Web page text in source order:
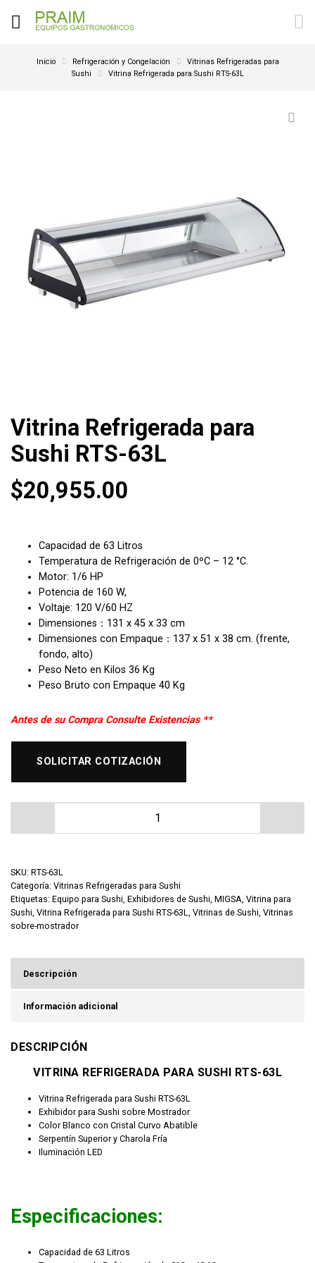
Inicio Refrigeración y Congelación
Vitrinas Refrigeradas para
Sushi
Vitrina Refrigerada para Sushi RTS-63L
Vitrina Refrigerada para
Sushi RTS-63L
$20,955.00
Capacidad de 63 Litros
Temperatura de Refrigeración de 0ºC – 12 °C.
Motor: 1/6 HP
Potencia de 160 W,
Voltaje: 120 V/60 HZ
Dimensiones：131 x 45 x 33 cm
Dimensiones con Empaque：137 x 51 x 38 cm. (frente,
fondo, alto)
Peso Neto en Kilos 36 Kg
Peso Bruto con Empaque 40 Kg
Antes de su Compra Consulte Existencias **
SOLICITAR COTIZACIÓN
Vitrina Refrigerada para Sushi RTS-63L cantidad
SKU: RTS-63L
Categoría: Vitrinas Refrigeradas para Sushi
Etiquetas: Equipo para Sushi, Exhibidores de Sushi, MIGSA, Vitrina para
Sushi, Vitrina Refrigerada para Sushi RTS-63L, Vitrinas de Sushi, Vitrinas
sobre-mostrador
Descripción
Información adicional
DESCRIPCIÓN
VITRINA REFRIGERADA PARA SUSHI RTS-63L
Vitrina Refrigerada para Sushi RTS-63L
Exhibidor para Sushi sobre Mostrador
Color Blanco con Cristal Curvo Abatible
Serpentín Superior y Charola Fría
Iluminación LED
Especificaciones:
Capacidad de 63 Litros